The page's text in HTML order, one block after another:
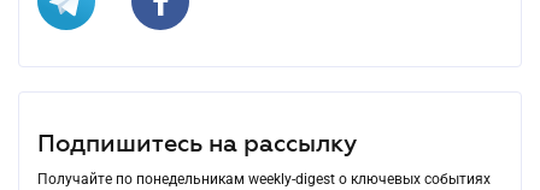
Подпишитесь на рассылку
Получайте по понедельникам weekly-digest о ключевых событиях